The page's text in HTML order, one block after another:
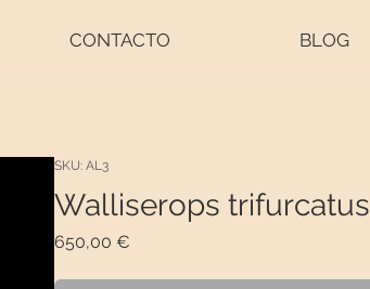
CONTACTO BLOG
SKU: AL3
Walliserops trifurcatus
650,00 €Precio